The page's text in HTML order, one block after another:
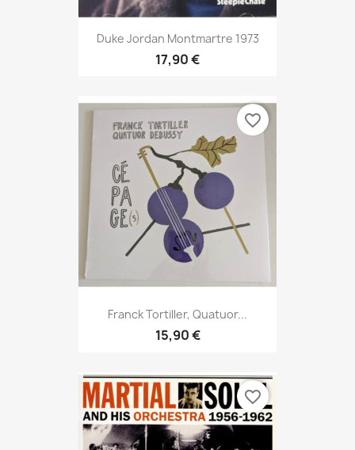
Duke Jordan Montmartre 1973
17,90 €
Franck Tortiller, Quatuor...
15,90 €
favorite_border
favorite_border